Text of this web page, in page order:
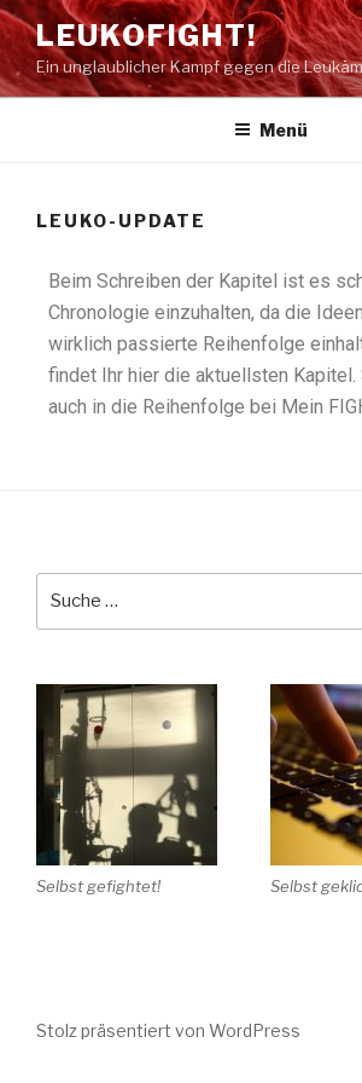
LEUKOFIGHT!
Ein unglaublicher Kampf gegen die
Menü
LEUKO-UPDATE
Beim Schreiben der Kapitel ist es
Chronologie einzuhalten, da die
wirklich passierte Reihenfolge
findet Ihr hier die aktuellsten Kapitel.
auch in die Reihenfolge bei Mein
Selbst gefightet! Selbst
Stolz präsentiert von WordPress